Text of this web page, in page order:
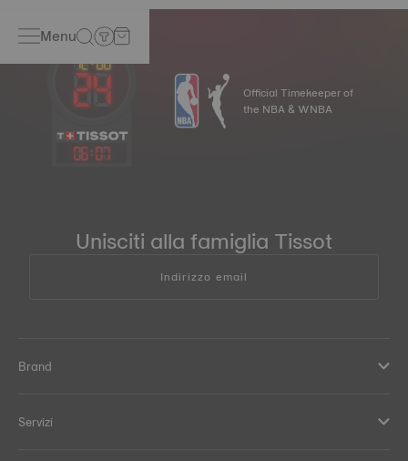
Menu
06:07
Official Timekeeper of
the NBA & WNBA
Unisciti alla famiglia Tissot
Indirizzo email
Brand
Servizi